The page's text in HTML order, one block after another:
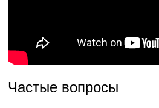
Частые вопросы